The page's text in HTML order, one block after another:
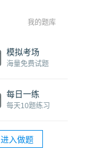
我的题库
模拟考场
海量免费试题
每日一练
每天10题练习
进入做题